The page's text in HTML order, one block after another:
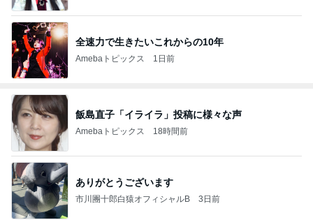
全速力で生きたいこれからの10年
Amebaトピックス 1日前
飯島直子「イライラ」投稿に様々な声
Amebaトピックス 18時間前
ありがとうございます
市川團十郎白猿オフィシャルB 3日前